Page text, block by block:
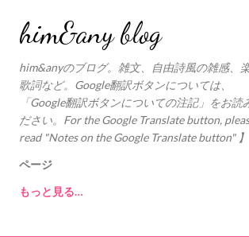
スキップしてメイン コンテンツに
him&any blog
him&anyのブログ。雑文、自由詩風の雑感、
歌詞など。Google翻訳ボタンについては、
「Google翻訳ボタンについての注記」をお読
ださい。For the Google Translate button,
read "Notes on the Google Translate button" 】
ページ
もっと見る…